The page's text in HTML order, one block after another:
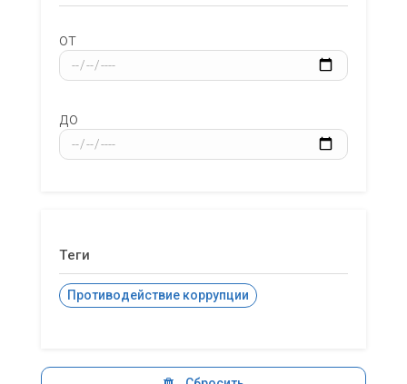
от
до
Теги
Противодействие коррупции